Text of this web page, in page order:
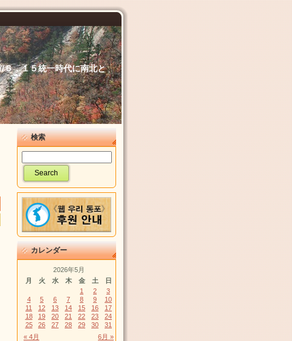
．１５統一時代に南北と
検索
カレンダー
2026年5月
月
火 水 木 金 土 日
« 4月 6月 »
1 2
3
4
5 6 7 8 9
10
11
12 13 14 15 16
17
18
19 20 21 22 23
24
25
26 27 28 29 30 31